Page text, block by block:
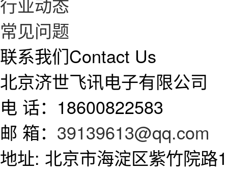
常见问题
联系我们Contact Us
北京济世飞讯电子有限公司
电 话：18600822583
邮 箱： 39139613@qq.com
地址: 北京市海淀区紫竹院路